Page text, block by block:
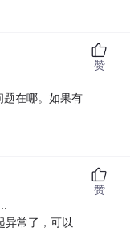
题在哪。如果有
赞
异常了，可以
赞